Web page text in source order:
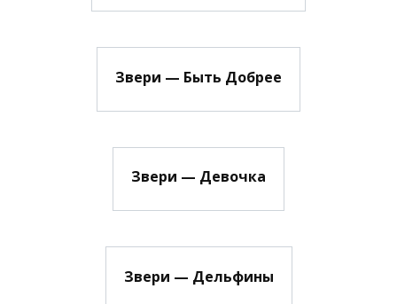
Звери — Быть Добрее
Звери — Девочка
Звери — Дельфины